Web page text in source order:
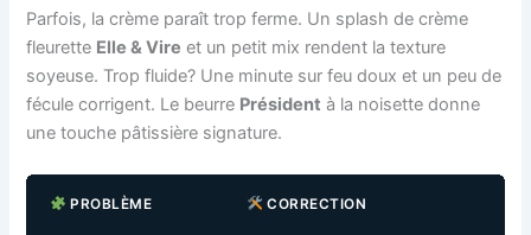
Parfois, la crème paraît trop ferme. Un splash de crème
fleurette Elle & Vire et un petit mix rendent la texture
soyeuse. Trop fluide? Une minute sur feu doux et un peu de
fécule corrigent. Le beurre Président à la noisette donne
une touche pâtissière signature.
PROBLÈME CORRECTION